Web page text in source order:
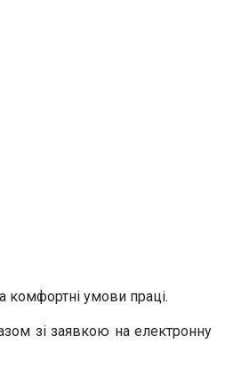
комфортні умови праці.
зі заявкою на електронну